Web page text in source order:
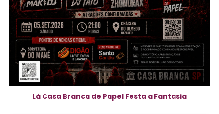
Lá Casa Branca de Papel Festa a Fantasia